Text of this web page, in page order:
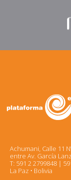
Achumani, Calle 11
entre Av. García
T: 591 2 2799848 |
La Paz • Bolivia